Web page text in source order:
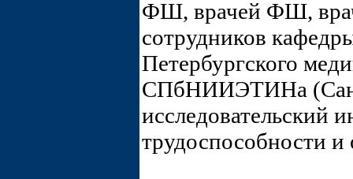
ФШ, врачей ФШ,
сотрудников
Петербургского
СПбНИИЭТИНа
исследовательский
трудоспособности и